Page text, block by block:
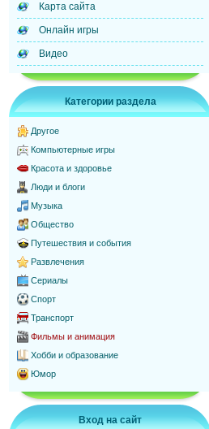
Карта сайта
Онлайн игры
Видео
Категории раздела
Другое
Компьютерные игры
Красота и здоровье
Люди и блоги
Музыка
Общество
Путешествия и события
Развлечения
Сериалы
Спорт
Транспорт
Фильмы и анимация
Хобби и образование
Юмор
Вход на сайт